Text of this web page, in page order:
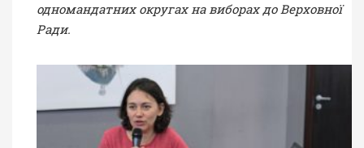
одномандатних округах на виборах до Верховної
Ради.